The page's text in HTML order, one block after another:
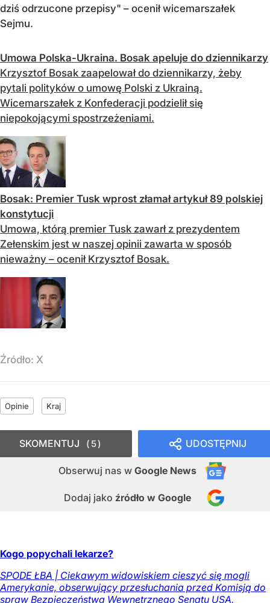
dziś odrzucone przepisy" – ocenił wicemarszałek
Sejmu.
Umowa Polska-Ukraina. Bosak apeluje do dziennikarzy
Krzysztof Bosak zaapelował do dziennikarzy, żeby
pytali polityków o umowę Polski z Ukrainą.
Wicemarszałek z Konfederacji podzielił się
niepokojącymi spostrzeżeniami.
Bosak: Premier Tusk wprost złamał artykuł 89 polskiej
konstytucji
Umowa, którą premier Tusk zawarł z prezydentem
Zełenskim jest w naszej opinii zawarta w sposób
nieważny – ocenił Krzysztof Bosak.
Źródło: X
Opinie Kraj
UDOSTĘPNIJ
Obserwuj nas w Google News
Dodaj jako źródło w Google
SKOMENTUJ 5
Kogo popychali lekarze?
SPODE ŁBA | Ciekawym widowiskiem cieszyć się mogli
Amerykanie, obserwujący przesłuchania przed Komisją do
spraw Bezpieczeństwa Wewnętrznego Senatu USA.